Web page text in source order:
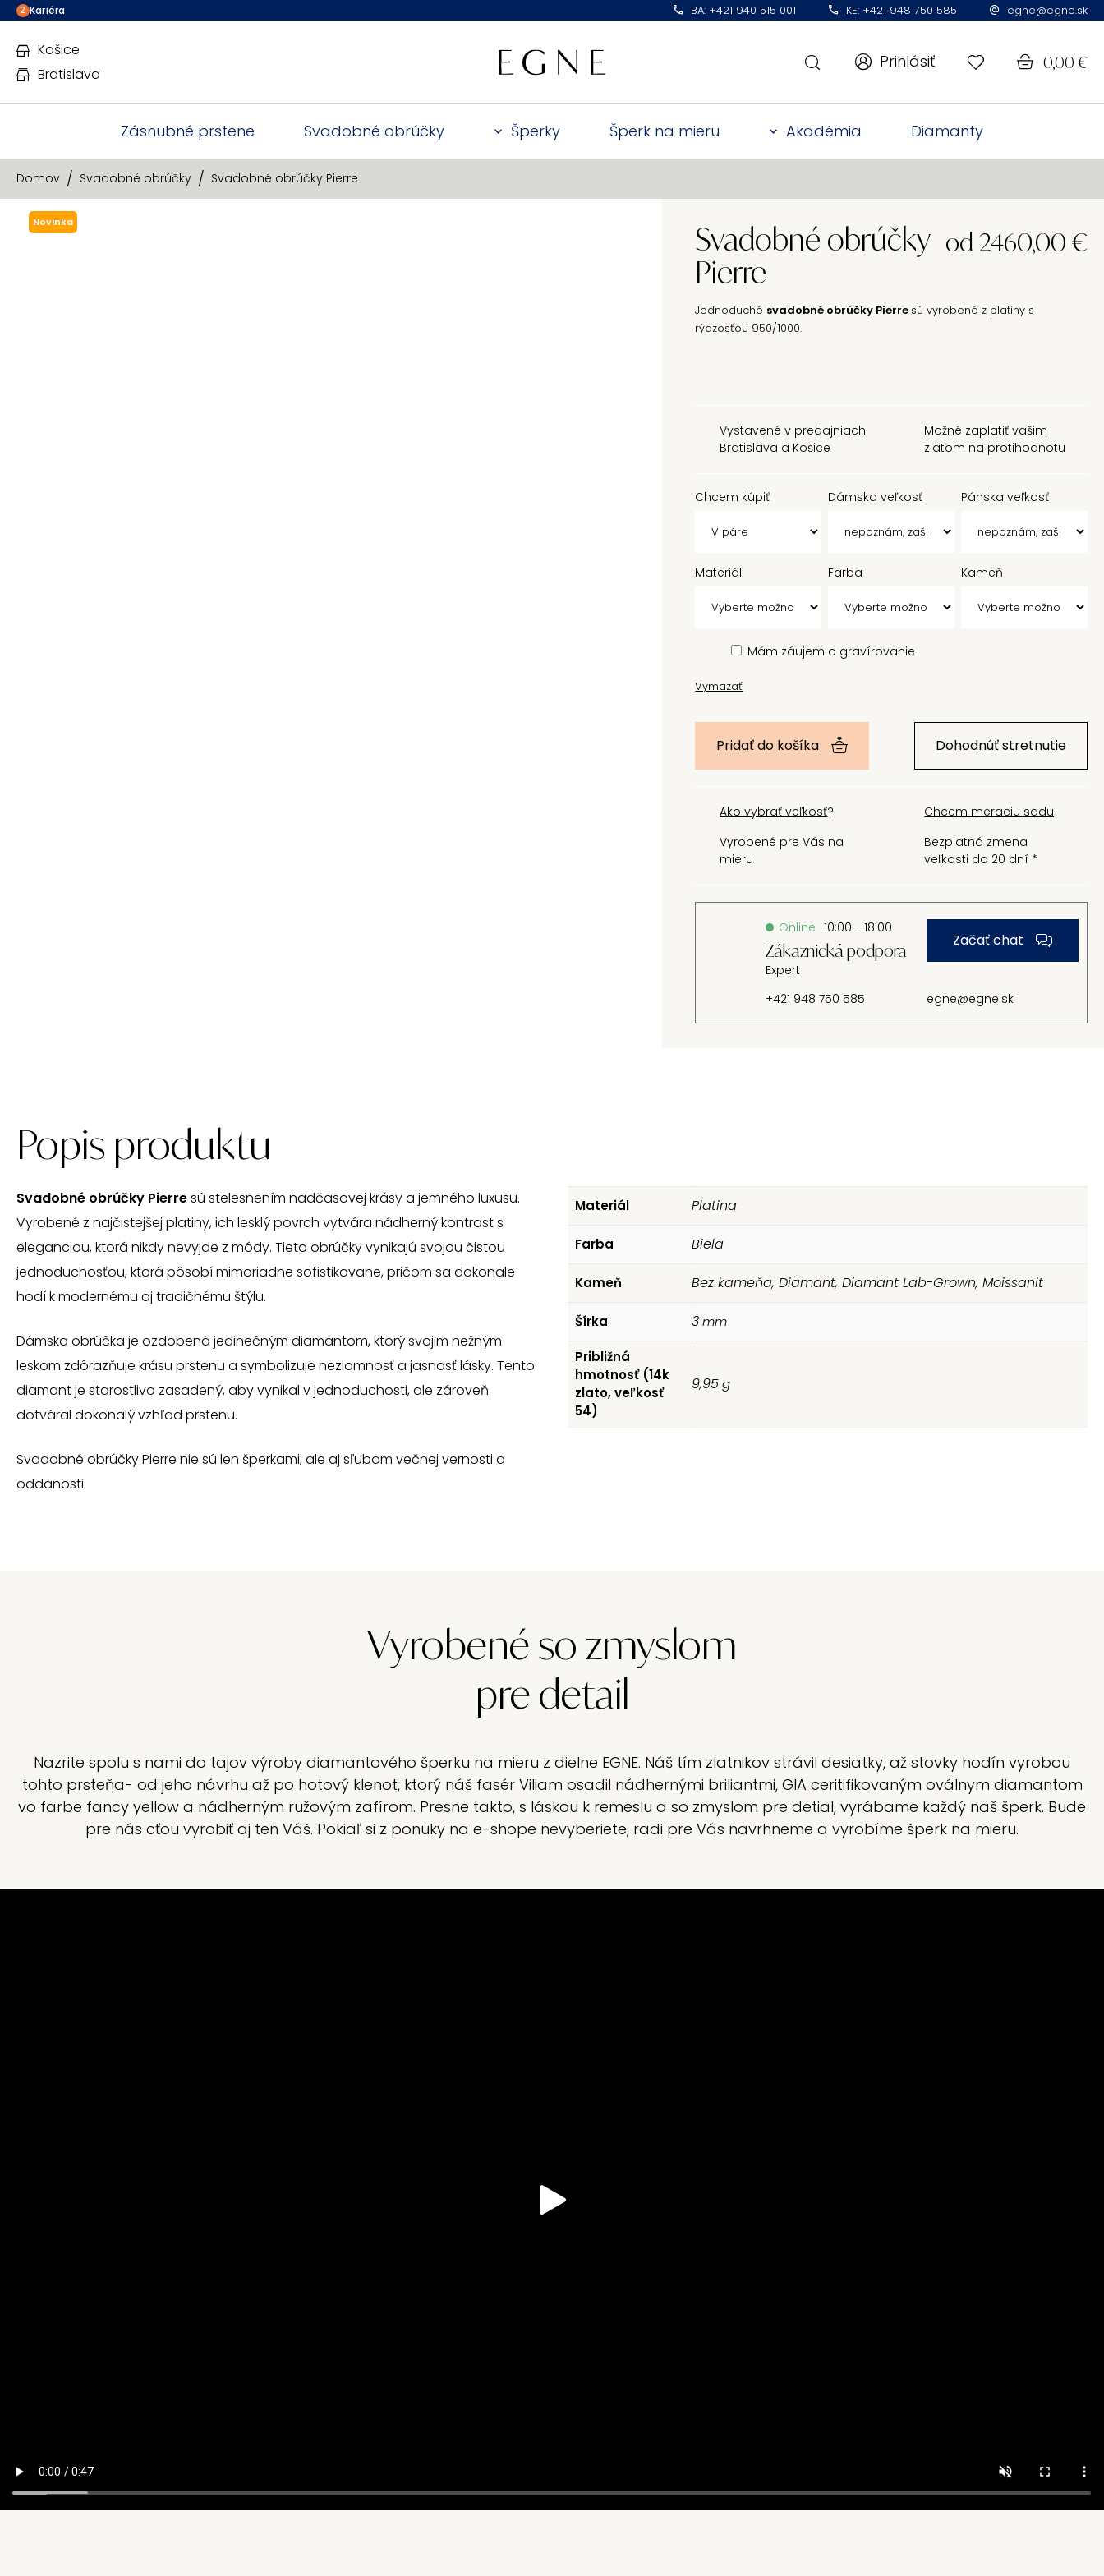
2 Kariéra BA: +421 940 515 001 KE: +421 948 750 585 egne@egne.sk
Košice
Bratislava
Prihlásiť 0,00 €
Zásnubné prstene Svadobné obrúčky Šperky Šperk na mieru Akadémia Diamanty
Domov Svadobné obrúčky Svadobné obrúčky Pierre
Novinka
Svadobné obrúčky
Pierre
od 2460,00 €
Jednoduché svadobné obrúčky Pierre sú vyrobené z platiny s
rýdzosťou 950/1000.
Vystavené v predajniach
Bratislava a Košice
Možné zaplatiť vašim
zlatom na protihodnotu
Chcem kúpiť Dámska veľkosť Pánska veľkosť
Materiál Farba Kameň
Mám záujem o gravírovanie
Vymazať
Pridať do košíka Dohodnúť stretnutie
Ako vybrať veľkosť?
Chcem meraciu sadu
Vyrobené pre Vás na
mieru
Bezplatná zmena
veľkosti do 20 dní *
Online 10:00 - 18:00
Zákaznická podpora
Expert
Začať chat
+421 948 750 585 egne@egne.sk
Popis produktu
Svadobné obrúčky Pierresú stelesnením nadčasovej krásy a jemného luxusu.
Vyrobené z najčistejšej platiny, ich lesklý povrch vytvára nádherný kontrast s
eleganciou, ktorá nikdy nevyjde z módy. Tieto obrúčky vynikajú svojou čistou
jednoduchosťou, ktorá pôsobí mimoriadne sofistikovane, pričom sa dokonale
hodí k modernému aj tradičnému štýlu.
Dámska obrúčka je ozdobená jedinečným diamantom, ktorý svojim nežným
leskom zdôrazňuje krásu prstenu a symbolizuje nezlomnosť a jasnosť lásky. Tento
diamant je starostlivo zasadený, aby vynikal v jednoduchosti, ale zároveň
dotváral dokonalý vzhľad prstenu.
Svadobné obrúčky Pierre nie sú len šperkami, ale aj sľubom večnej vernosti a
oddanosti.
Materiál Platina
Farba Biela
Kameň Bez kameňa, Diamant, Diamant Lab-Grown, Moissanit
Šírka 3mm
Približná
hmotnosť (14k
zlato, veľkosť
54)
9,95g
Vyrobené so zmyslom
pre detail
Nazrite spolu s nami do tajov výroby diamantového šperku na mieru z dielne EGNE. Náš tím zlatnikov strávil desiatky, až stovky hodín vyrobou
tohto prsteňa- od jeho návrhu až po hotový klenot, ktorý náš fasér Viliam osadil nádhernými briliantmi, GIA ceritifikovaným oválnym diamantom
vo farbe fancy yellow a nádherným ružovým zafírom. Presne takto, s láskou k remeslu a so zmyslom pre detial, vyrábame každý naš šperk. Bude
pre nás cťou vyrobiť aj ten Váš. Pokiaľ si z ponuky na e-shope nevyberiete, radi pre Vás navrhneme a vyrobíme šperk na mieru.